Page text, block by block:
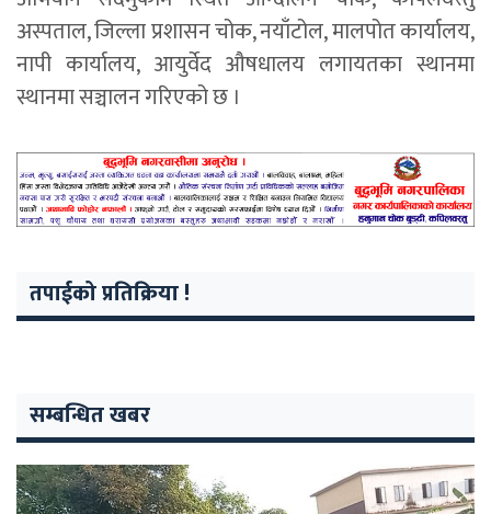
अस्पताल, जिल्ला प्रशासन चोक, नयाँटोल, मालपोत कार्यालय,
नापी कार्यालय, आयुर्वेद औषधालय लगायतका स्थानमा
स्थानमा सञ्चालन गरिएको छ ।
तपाईको प्रतिक्रिया !
सम्बन्धित खबर